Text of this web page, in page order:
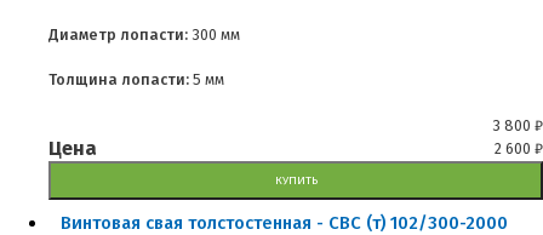
Диаметр лопасти: 300 мм
Толщина лопасти: 5 мм
3 800 ₽
Цена 2 600 ₽
КУПИТЬ
Винтовая свая толстостенная - СВС (т) 102/300-2000